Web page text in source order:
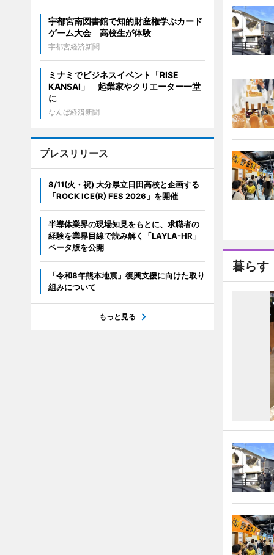
暮らす
宇都宮南図書館で知的財産権学ぶカード
ゲーム大会 高校生が体験
宇都宮経済新聞
ミナミでビジネスイベント「RISE
KANSAI」 起業家やクリエーター一堂
に
なんば経済新聞
プレスリリース
8/11(火・祝) 大分県立日田高校と企画する
「ROCK ICE(R) FES 2026」を開催
半導体業界の現場知見をもとに、求職者の
経験を業界目線で読み解く「LAYLA-HR」
ベータ版を公開
「令和8年熊本地震」復興支援に向けた取り
組みについて
もっと見る